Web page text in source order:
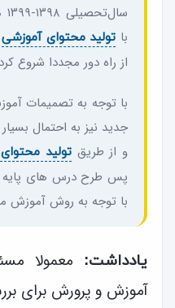
با تولید محتوای آموزشی
از راه دور مجددا شروع
با توجه به تصمیمات
جدید نیز به احتمال
و از طریقتولید
پس طرح درس های پایه‌
با توجه به روش آموزش
یادداشت: معمولا
آموزش و پرورش برای